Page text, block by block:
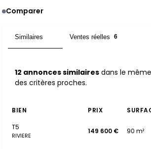
Comparer
Similaires Ventes réelles 6
12 annonces similaires dans le
des critères proches.
BIEN PRIX
T5
RIVIERE
149 600 € 90 m²